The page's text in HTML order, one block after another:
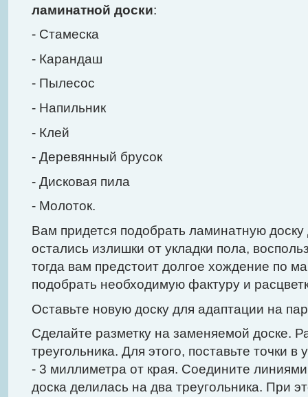
ламинатной доски:
- Стамеска
- Карандаш
- Пылесос
- Напильник
- Клей
- Деревянный брусок
- Дисковая пила
- Молоток.
Вам придется подобрать ламинатную
остались излишки от укладки пола,
тогда вам предстоит долгое хождение по
подобрать необходимую фактуру и
Оставьте новую доску для адаптации на
Сделайте разметку на заменяемой доске.
треугольника. Для этого, поставьте точки в
- 3 миллиметра от края. Соедините линиями
доска делилась на два треугольника. При